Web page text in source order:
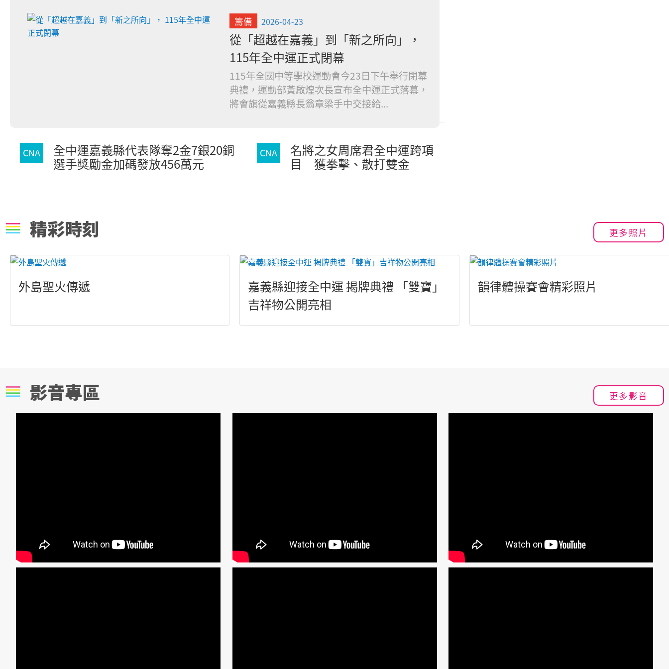
籌備 2026-04-23
從「超越在嘉義」到「新之所向」，
115年全中運正式閉幕
115年全國中等學校運動會今23日下午舉行閉幕
典禮，運動部黃啟煌次長宣布全中運正式落幕，
將會旗從嘉義縣長翁章梁手中交接給...
CNA
全中運嘉義縣代表隊奪2金7銀20銅
選手獎勵金加碼發放456萬元
CNA
名將之女周席君全中運跨項
目 獲拳擊、散打雙金
精彩時刻 更多照片
外島聖火傳遞
嘉義縣迎接全中運 揭牌典禮 「雙寶」
吉祥物公開亮相
韻律體操賽會精彩照片
影音專區 更多影音